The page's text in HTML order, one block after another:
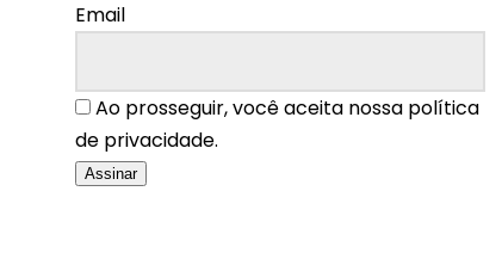
Email
Ao prosseguir, você aceita nossa política
de privacidade.